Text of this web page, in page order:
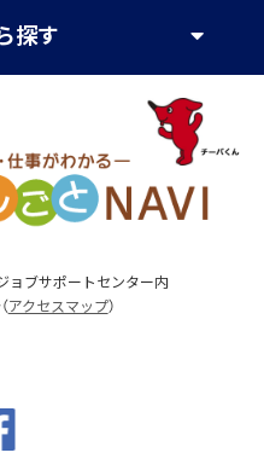
探す
ョブサポートセンター内
アクセスマップ）